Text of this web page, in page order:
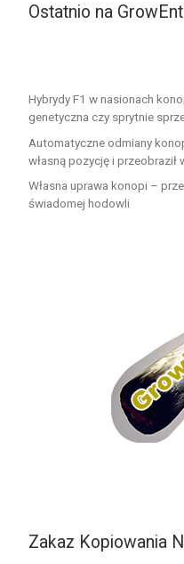
Ostatnio na
Hybrydy F1 w nasionach
genetyczna czy sprytnie
Automatyczne odmiany
własną pozycję i przeobraził
Własna uprawa konopi –
świadomej hodowli
Zakaz Kopiowania